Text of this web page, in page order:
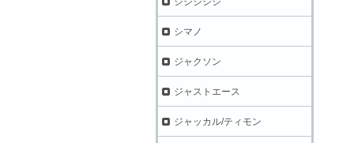
シマノ
ジャクソン
ジャストエース
ジャッカル/ティモン